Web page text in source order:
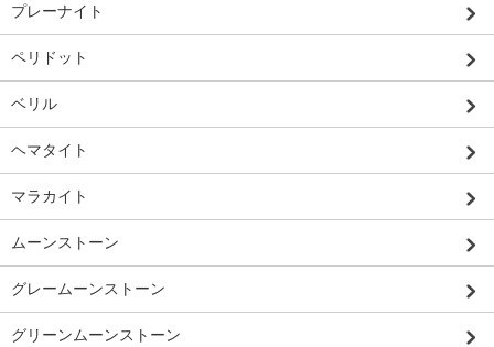
プレーナイト
ペリドット
ベリル
ヘマタイト
マラカイト
ムーンストーン
グレームーンストーン
グリーンムーンストーン